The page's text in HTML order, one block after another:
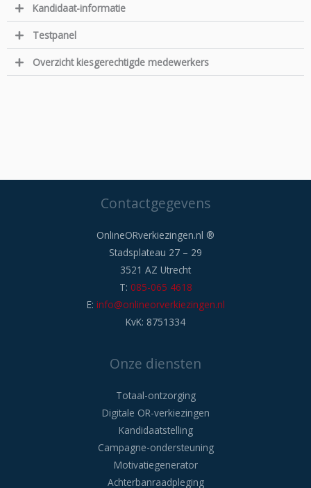
Kandidaat-informatie
Testpanel
Overzicht kiesgerechtigde medewerkers
Contactgegevens
OnlineORverkiezingen.nl ®
Stadsplateau 27 – 29
3521 AZ Utrecht
T: 085-065 4618
E: info@onlineorverkiezingen.nl
KvK: 8751334
Onze diensten
Totaal-ontzorging
Digitale OR-verkiezingen
Kandidaatstelling
Campagne-ondersteuning
Motivatiegenerator
Achterbanraadpleging